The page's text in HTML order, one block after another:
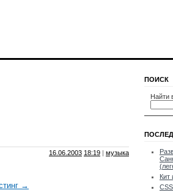
16.06.2003 18:19 | музыка
→
ПОИСК
Найти
Кит